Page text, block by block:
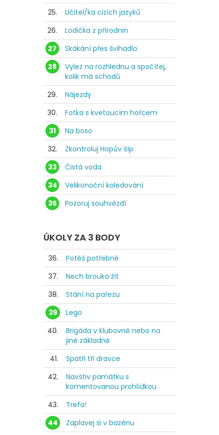
25.
Učitel/ka cizích jazyků
26.
Lodička z přírodnin
27
Skákání přes švihadlo
28
Vylez na rozhlednu a spočítej,
kolik má schodů
29.
Nájezdy
30.
Fotka s kvetoucím hořcem
31
Na boso
32.
Zkontroluj Hopův šíp
33
Čistá voda
34
Velikonoční koledování
35
Pozoruj souhvězdí
ÚKOLY ZA 3 BODY
36.
Potěš potřebné
37.
Nech brouka žít
38.
Stání na pařezu
39
Lego
40.
Brigáda v klubovně nebo na
jiné základně
41.
Spatři tři dravce
42.
Navštiv památku s
komentovanou prohlídkou
43.
Trefa!
44
Zaplavej si v bazénu